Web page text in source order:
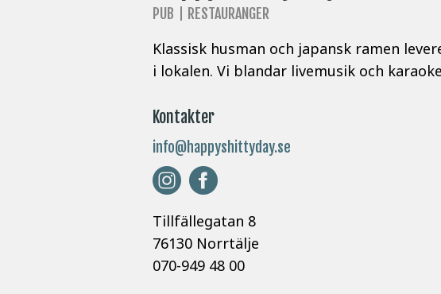
PUB RESTAURANGER
Klassisk husman och japansk ramen
i lokalen. Vi blandar livemusik och
Kontakter
info@happyshittyday.se
Tillfällegatan 8
76130 Norrtälje
070-949 48 00